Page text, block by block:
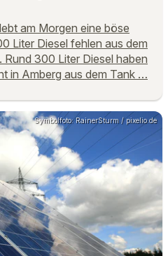
am Morgen eine böse
Liter Diesel fehlen aus dem
Rund 300 Liter Diesel haben
in Amberg aus dem Tank …
Symbolfoto: RainerSturm / pixelio.de